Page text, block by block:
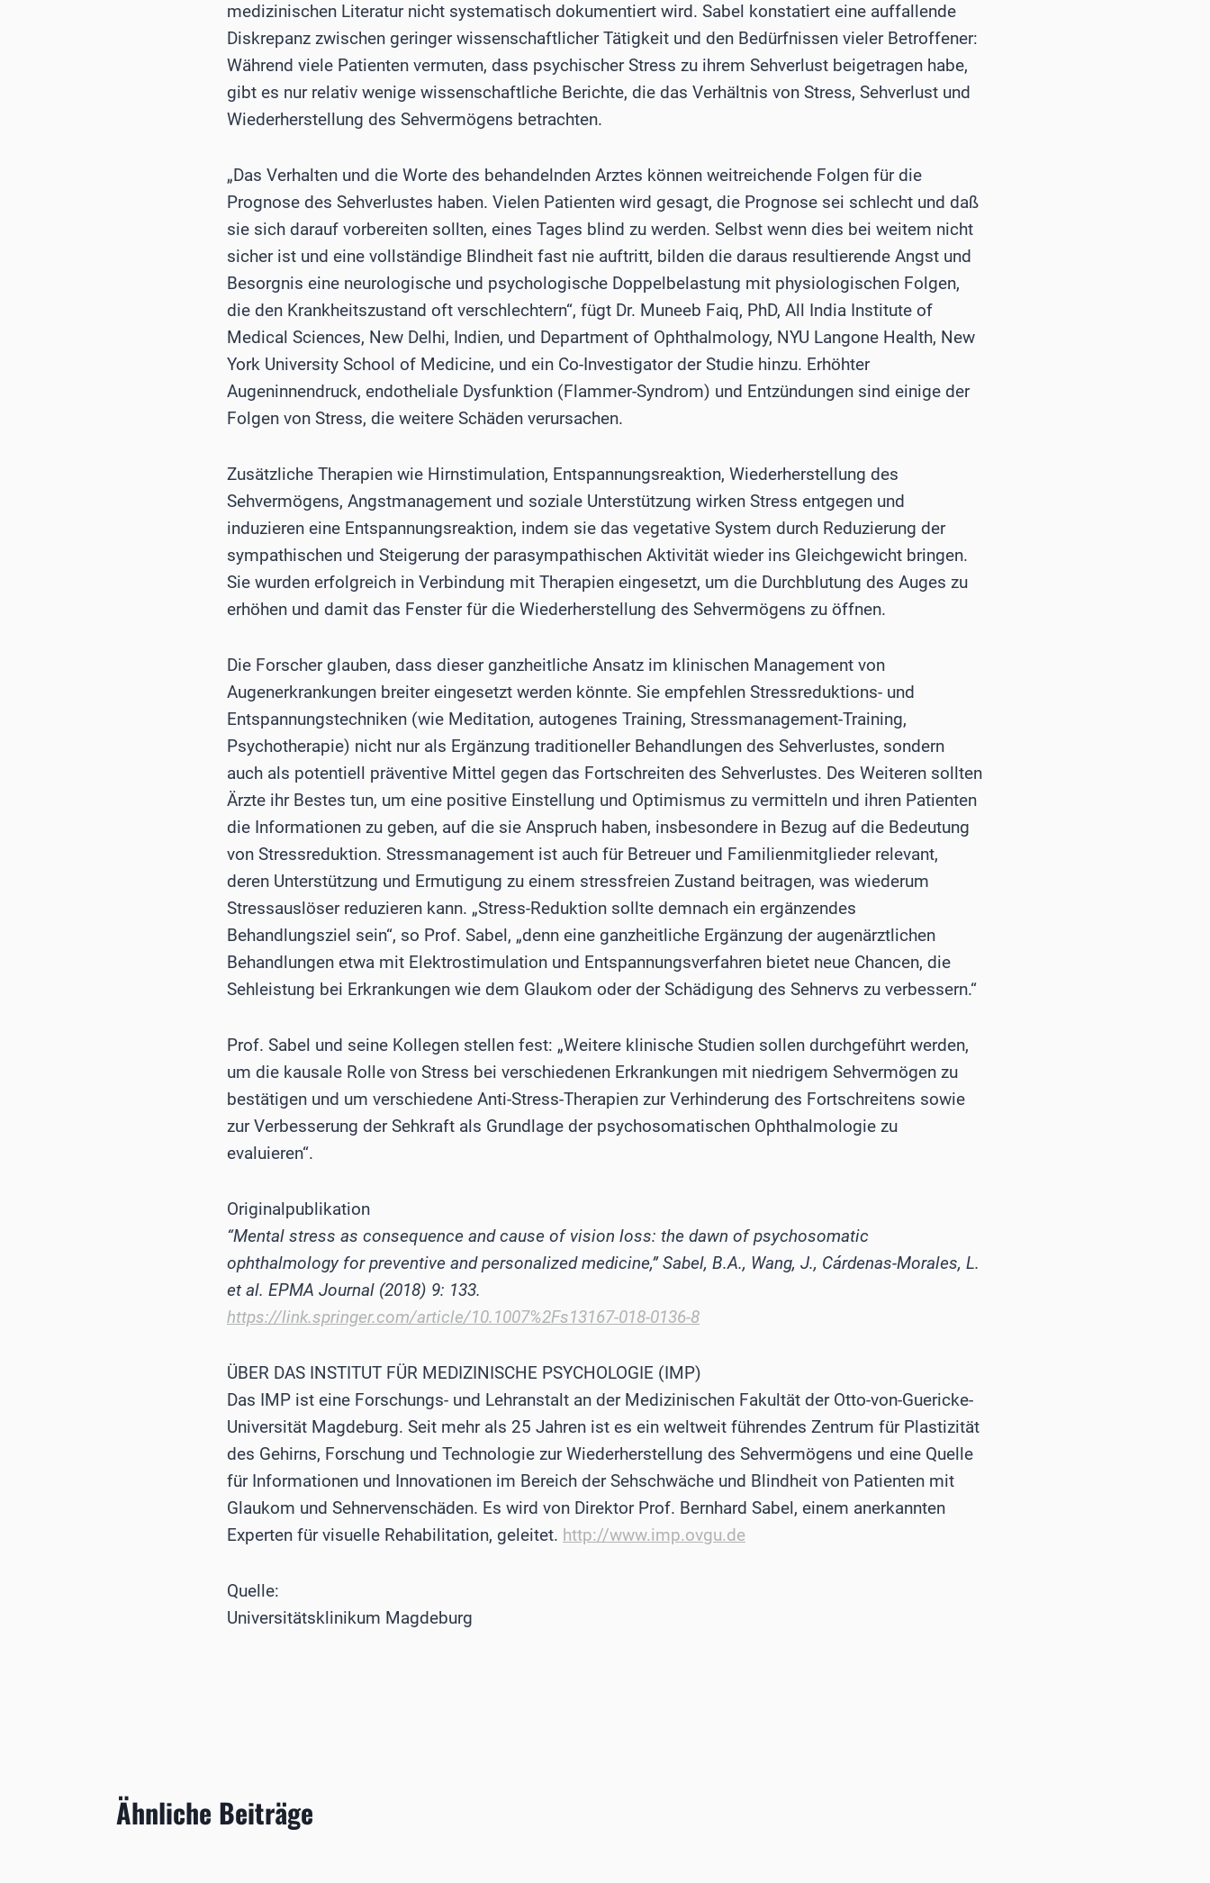
medizinischen Literatur nicht systematisch dokumentiert wird. Sabel konstatiert eine auffallende
Diskrepanz zwischen geringer wissenschaftlicher Tätigkeit und den Bedürfnissen vieler Betroffener:
Während viele Patienten vermuten, dass psychischer Stress zu ihrem Sehverlust beigetragen habe,
gibt es nur relativ wenige wissenschaftliche Berichte, die das Verhältnis von Stress, Sehverlust und
Wiederherstellung des Sehvermögens betrachten.
„Das Verhalten und die Worte des behandelnden Arztes können weitreichende Folgen für die
Prognose des Sehverlustes haben. Vielen Patienten wird gesagt, die Prognose sei schlecht und daß
sie sich darauf vorbereiten sollten, eines Tages blind zu werden. Selbst wenn dies bei weitem nicht
sicher ist und eine vollständige Blindheit fast nie auftritt, bilden die daraus resultierende Angst und
Besorgnis eine neurologische und psychologische Doppelbelastung mit physiologischen Folgen,
die den Krankheitszustand oft verschlechtern“, fügt Dr. Muneeb Faiq, PhD, All India Institute of
Medical Sciences, New Delhi, Indien, und Department of Ophthalmology, NYU Langone Health, New
York University School of Medicine, und ein Co-Investigator der Studie hinzu. Erhöhter
Augeninnendruck, endotheliale Dysfunktion (Flammer-Syndrom) und Entzündungen sind einige der
Folgen von Stress, die weitere Schäden verursachen.
Zusätzliche Therapien wie Hirnstimulation, Entspannungsreaktion, Wiederherstellung des
Sehvermögens, Angstmanagement und soziale Unterstützung wirken Stress entgegen und
induzieren eine Entspannungsreaktion, indem sie das vegetative System durch Reduzierung der
sympathischen und Steigerung der parasympathischen Aktivität wieder ins Gleichgewicht bringen.
Sie wurden erfolgreich in Verbindung mit Therapien eingesetzt, um die Durchblutung des Auges zu
erhöhen und damit das Fenster für die Wiederherstellung des Sehvermögens zu öffnen.
Die Forscher glauben, dass dieser ganzheitliche Ansatz im klinischen Management von
Augenerkrankungen breiter eingesetzt werden könnte. Sie empfehlen Stressreduktions- und
Entspannungstechniken (wie Meditation, autogenes Training, Stressmanagement-Training,
Psychotherapie) nicht nur als Ergänzung traditioneller Behandlungen des Sehverlustes, sondern
auch als potentiell präventive Mittel gegen das Fortschreiten des Sehverlustes. Des Weiteren sollten
Ärzte ihr Bestes tun, um eine positive Einstellung und Optimismus zu vermitteln und ihren Patienten
die Informationen zu geben, auf die sie Anspruch haben, insbesondere in Bezug auf die Bedeutung
von Stressreduktion. Stressmanagement ist auch für Betreuer und Familienmitglieder relevant,
deren Unterstützung und Ermutigung zu einem stressfreien Zustand beitragen, was wiederum
Stressauslöser reduzieren kann. „Stress-Reduktion sollte demnach ein ergänzendes
Behandlungsziel sein“, so Prof. Sabel, „denn eine ganzheitliche Ergänzung der augenärztlichen
Behandlungen etwa mit Elektrostimulation und Entspannungsverfahren bietet neue Chancen, die
Sehleistung bei Erkrankungen wie dem Glaukom oder der Schädigung des Sehnervs zu verbessern.“
Prof. Sabel und seine Kollegen stellen fest: „Weitere klinische Studien sollen durchgeführt werden,
um die kausale Rolle von Stress bei verschiedenen Erkrankungen mit niedrigem Sehvermögen zu
bestätigen und um verschiedene Anti-Stress-Therapien zur Verhinderung des Fortschreitens sowie
zur Verbesserung der Sehkraft als Grundlage der psychosomatischen Ophthalmologie zu
evaluieren“.
Originalpublikation
“Mental stress as consequence and cause of vision loss: the dawn of psychosomatic
ophthalmology for preventive and personalized medicine,” Sabel, B.A., Wang, J., Cárdenas-Morales, L.
et al. EPMA Journal (2018) 9: 133.
https://link.springer.com/article/10.1007%2Fs13167-018-0136-8
ÜBER DAS INSTITUT FÜR MEDIZINISCHE PSYCHOLOGIE (IMP)
Das IMP ist eine Forschungs- und Lehranstalt an der Medizinischen Fakultät der Otto-von-Guericke-
Universität Magdeburg. Seit mehr als 25 Jahren ist es ein weltweit führendes Zentrum für Plastizität
des Gehirns, Forschung und Technologie zur Wiederherstellung des Sehvermögens und eine Quelle
für Informationen und Innovationen im Bereich der Sehschwäche und Blindheit von Patienten mit
Glaukom und Sehnervenschäden. Es wird von Direktor Prof. Bernhard Sabel, einem anerkannten
Experten für visuelle Rehabilitation, geleitet. http://www.imp.ovgu.de
Quelle:
Universitätsklinikum Magdeburg
Ähnliche Beiträge